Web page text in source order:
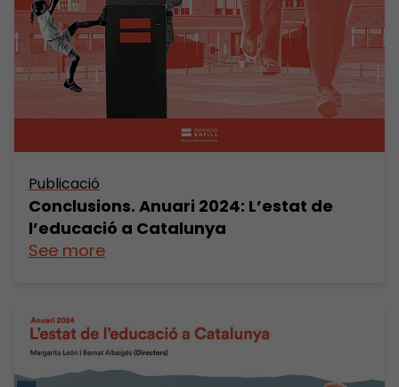
Publicació
Conclusions. Anuari 2024: L’estat de
l’educació a Catalunya
See more